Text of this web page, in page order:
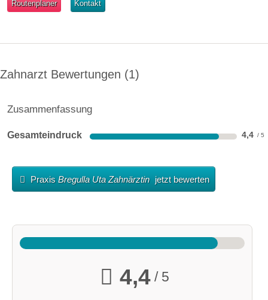
Routenplaner Kontakt
Zahnarzt Bewertungen 1
Zusammenfassung
Gesamteindruck 4,4
Praxis Bregulla Uta Zahnärztin jetzt bewerten
4,4/ 5